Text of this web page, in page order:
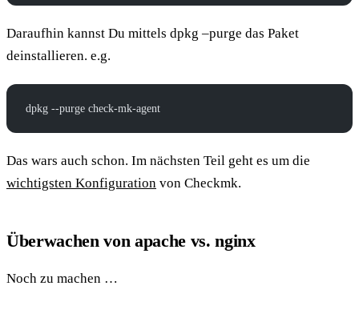
Daraufhin kannst Du mittels dpkg –purge das Paket
deinstallieren. e.g.
dpkg --purge check-mk-agent
Das wars auch schon. Im nächsten Teil geht es um die
wichtigsten Konfiguration von Checkmk.
Überwachen von apache vs. nginx
Noch zu machen …